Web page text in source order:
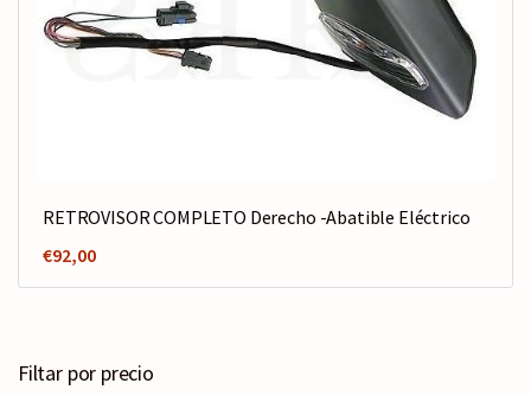
RETROVISOR COMPLETO Derecho -Abatible Eléctrico
€92,00
Filtar por precio